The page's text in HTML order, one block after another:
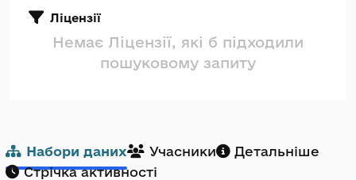
Ліцензії
Немає Ліцензії, які б підходили
пошуковому запиту
Набори даних Учасники
Детальніше
Стрічка активності